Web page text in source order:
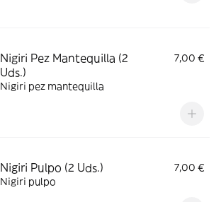
Nigiri Pez Mantequilla (2
Uds.)
7,00 €
Nigiri pez mantequilla
Nigiri Pulpo (2 Uds.)
7,00 €
Nigiri pulpo